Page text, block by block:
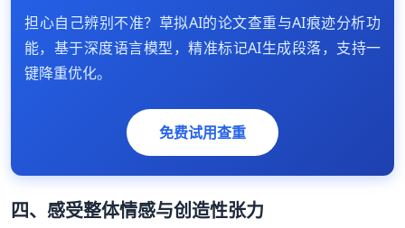
担心自己辨别不准？草拟AI的论文查重与AI痕迹分析功
能，基于深度语言模型，精准标记AI生成段落，支持一
键降重优化。
免费试用查重
四、感受整体情感与创造性张力